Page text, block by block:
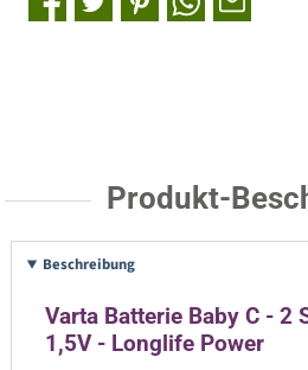
Produkt-
Beschreibung
Varta Batterie Baby C - 2
1,5V - Longlife Power